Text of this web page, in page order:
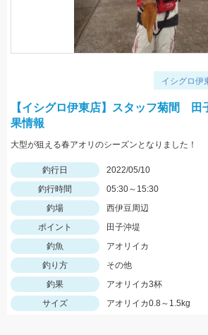
イシグロ伊
【イシグロ伊東店】スタッフ菊間 田
果情報
大型が狙える春アオリのシーズンとなりました！
釣行日
2022/05/10
釣行時間
05:30～15:30
釣場
西伊豆周辺
ポイント
田子沖堤
釣魚
アオリイカ
釣り方
その他
釣果
アオリイカ3杯
サイズ
アオリイカ0.8～1.5kg